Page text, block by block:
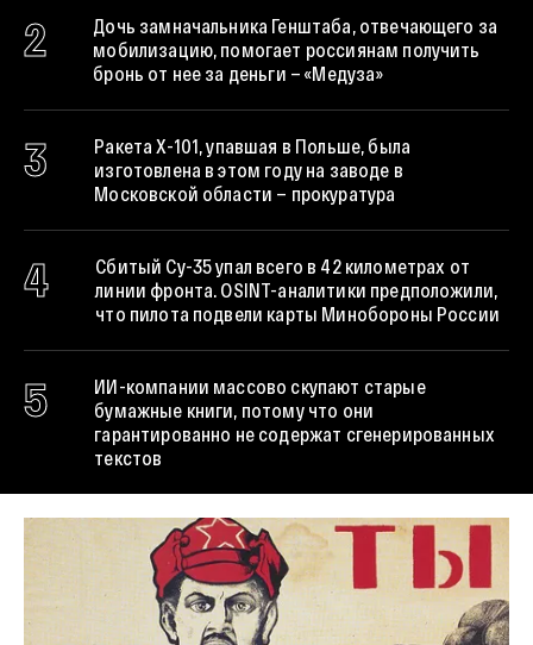
Дочь замначальника Генштаба, отвечающего за
мобилизацию, помогает россиянам получить
бронь от нее за деньги — «Медуза»
2
Ракета X-101, упавшая в Польше, была
изготовлена в этом году на заводе в
Московской области — прокуратура
3
Сбитый Су-35 упал всего в 42 километрах от
линии фронта. OSINT-аналитики предположили,
что пилота подвели карты Минобороны России
4
ИИ-компании массово скупают старые
бумажные книги, потому что они
гарантированно не содержат сгенерированных
текстов
5